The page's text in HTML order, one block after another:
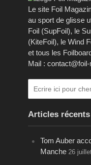
Le site Foil
au sport de glisse
Foil (SupFoil), le
(KiteFoil), le Wind
et tous les
Mail :
Articles récents
Tom Auber
Manche 26